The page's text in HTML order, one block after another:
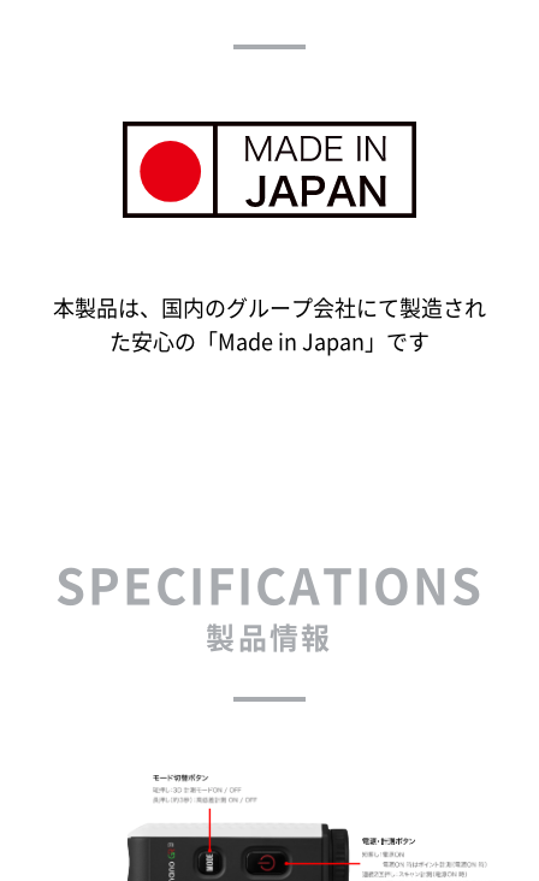
本製品は、国内のグループ会社にて製造され
た安心の「Made in Japan」です
SPECIFICATIONS
製品情報